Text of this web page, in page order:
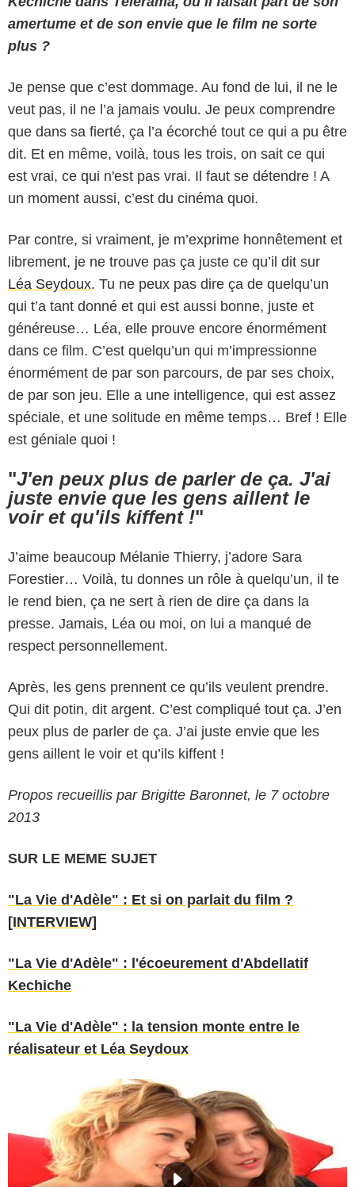
amertume et de son envie que le film ne sorte
plus ?
Je pense que c’est dommage. Au fond de lui, il ne le
veut pas, il ne l’a jamais voulu. Je peux comprendre
que dans sa fierté, ça l’a écorché tout ce qui a pu être
dit. Et en même, voilà, tous les trois, on sait ce qui
est vrai, ce qui n'est pas vrai. Il faut se détendre ! A
un moment aussi, c’est du cinéma quoi.
Par contre, si vraiment, je m’exprime honnêtement et
librement, je ne trouve pas ça juste ce qu’il dit sur
Léa Seydoux. Tu ne peux pas dire ça de quelqu’un
qui t’a tant donné et qui est aussi bonne, juste et
généreuse… Léa, elle prouve encore énormément
dans ce film. C’est quelqu’un qui m’impressionne
énormément de par son parcours, de par ses choix,
de par son jeu. Elle a une intelligence, qui est assez
spéciale, et une solitude en même temps… Bref ! Elle
est géniale quoi !
"J'en peux plus de parler de ça. J'ai
juste envie que les gens aillent le
voir et qu'ils kiffent !"
J’aime beaucoup Mélanie Thierry, j’adore Sara
Forestier… Voilà, tu donnes un rôle à quelqu’un, il te
le rend bien, ça ne sert à rien de dire ça dans la
presse. Jamais, Léa ou moi, on lui a manqué de
respect personnellement.
Après, les gens prennent ce qu’ils veulent prendre.
Qui dit potin, dit argent. C’est compliqué tout ça. J’en
peux plus de parler de ça. J’ai juste envie que les
gens aillent le voir et qu’ils kiffent !
Propos recueillis par Brigitte Baronnet, le 7 octobre
2013
SUR LE MEME SUJET
"La Vie d'Adèle" : Et si on parlait du film ?
[INTERVIEW]
"La Vie d'Adèle" : l'écoeurement d'Abdellatif
Kechiche
"La Vie d'Adèle" : la tension monte entre le
réalisateur et Léa Seydoux